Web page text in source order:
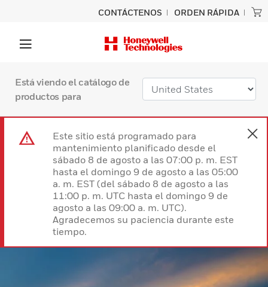
CONTÁCTENOS ORDEN RÁPIDA
Está viendo el catálogo de
productos para
Este sitio está programado para
mantenimiento planificado desde el
sábado 8 de agosto a las 07:00 p. m. EST
hasta el domingo 9 de agosto a las 05:00
a. m. EST (del sábado 8 de agosto a las
11:00 p. m. UTC hasta el domingo 9 de
agosto a las 09:00 a. m. UTC).
Agradecemos su paciencia durante este
tiempo.